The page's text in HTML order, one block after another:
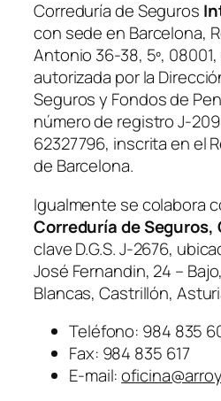
Correduría de Seguros
con sede en Barcelona,
Antonio 36-38, 5º,
autorizada por la
Seguros y Fondos de
número de registro J-
62327796, inscrita en el
de Barcelona.
Igualmente se colabora
Correduría de Seguros,
clave D.G.S. J-2676,
José Fernandin, 24 –
Blancas, Castrillón,
Teléfono: 984 835
Fax: 984 835 617
E-mail: